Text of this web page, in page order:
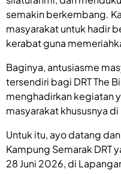
semakin berkembang.
masyarakat untuk hadir
kerabat guna
Baginya, antusiasme
tersendiri bagi DRT The
menghadirkan kegiatan
masyarakat khususnya
Untuk itu, ayo datang
Kampung Semarak DRT
28 Juni 2026, di